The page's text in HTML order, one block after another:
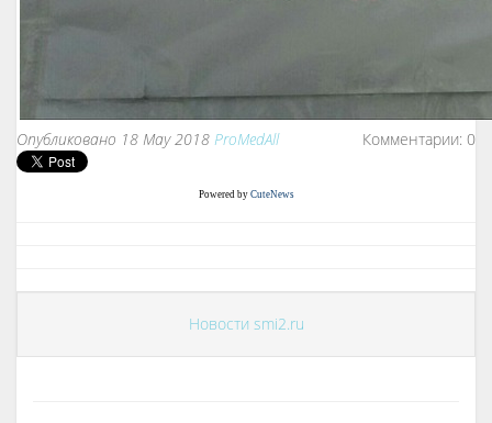
Комментарии: 0
Опубликовано 18 May 2018 ProMedAll
Powered by CuteNews
Новости smi2.ru